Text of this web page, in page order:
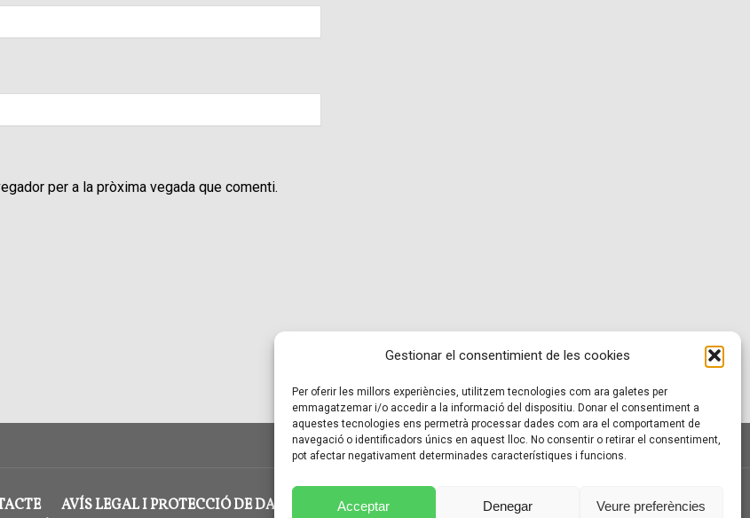
Gestionar el consentimient de les cookies
Per oferir les millors experiències, utilitzem tecnologies com ara galetes per
emmagatzemar i/o accedir a la informació del dispositiu. Donar el consentiment a
aquestes tecnologies ens permetrà processar dades com ara el comportament de
navegació o identificadors únics en aquest lloc. No consentir o retirar el consentiment,
pot afectar negativament determinades característiques i funcions.
Acceptar Denegar Veure preferències
per a la pròxima vegada que comenti.
AVÍS LEGAL I PROTECCIÓ DE DADES
POLÍTICA DE COOKIES (UE)